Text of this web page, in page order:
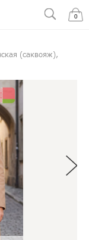
0
(саквояж),